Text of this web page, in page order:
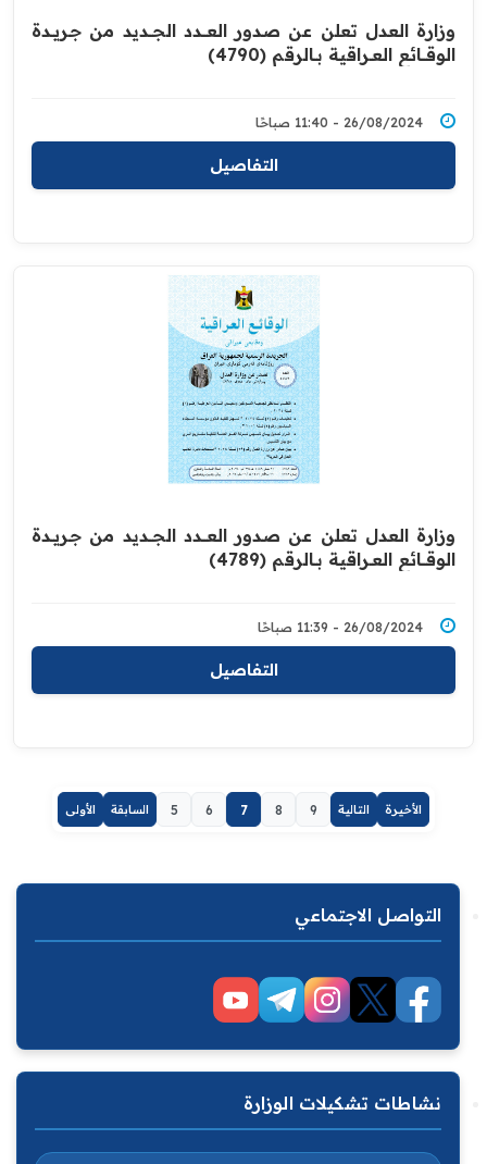
وزارة العدل تعلن عن صدور العــــدد الجـــديد من جـريــدة
‏الوقــــائع العــراقية بــالرقم (4790)‏
26/08/2024 - 11:40 صباحًا
التفاصيل
وزارة العدل تعلن عن صدور العــــدد الجـــديد من جـريــدة
‏الوقــــائع العــراقية بــالرقم (4789)‏
26/08/2024 - 11:39 صباحًا
التفاصيل
الأولى السابقة 5 6 7 8 9 التالية الأخيرة
التواصل الاجتماعي
نشاطات تشكيلات الوزارة